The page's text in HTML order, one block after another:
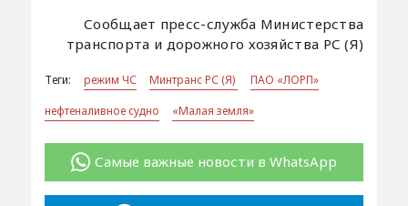
Сообщает пресс-служба Министерства
транспорта и дорожного хозяйства РС (Я)
Теги: режим ЧС Минтранс РС (Я)
ПАО «ЛОРП»
нефтеналивное судно
«Малая земля»
Самые важные новости в WhatsApp